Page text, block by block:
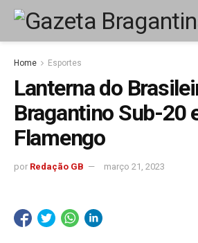
Home Esportes
Lanterna do
Bragantino Sub-20
Flamengo
por Redação GB março 21, 2023